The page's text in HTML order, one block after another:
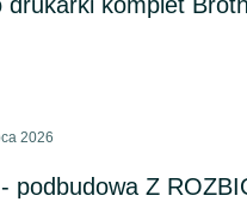
2026
podbudowa Z